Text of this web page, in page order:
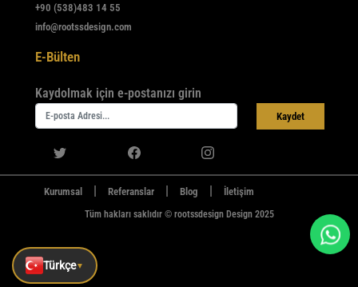
Türkçe▼
+90 (538)483 14 55
info@rootssdesign.com
E-Bülten
Kaydolmak için e-postanızı girin
Kaydet
Kurumsal Referanslar Blog İletişim
Tüm hakları saklıdır © rootssdesign Design 2025